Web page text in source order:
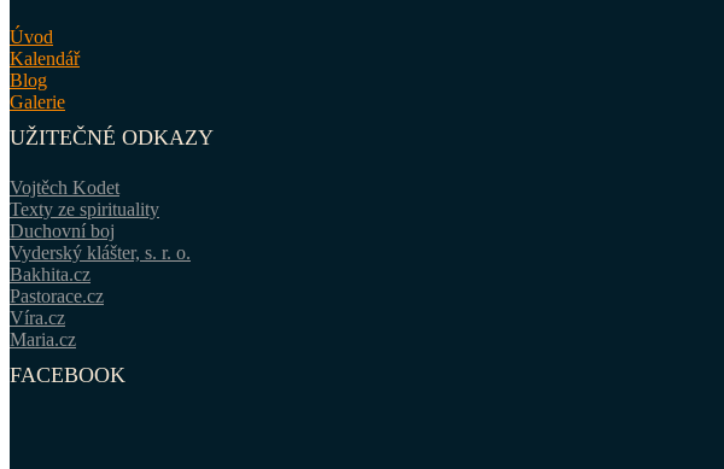
Úvod
Kalendář
Blog
Galerie
UŽITEČNÉ ODKAZY
Vojtěch Kodet
Texty ze spirituality
Duchovní boj
Vyderský klášter, s. r. o.
Bakhita.cz
Pastorace.cz
Víra.cz
Maria.cz
FACEBOOK